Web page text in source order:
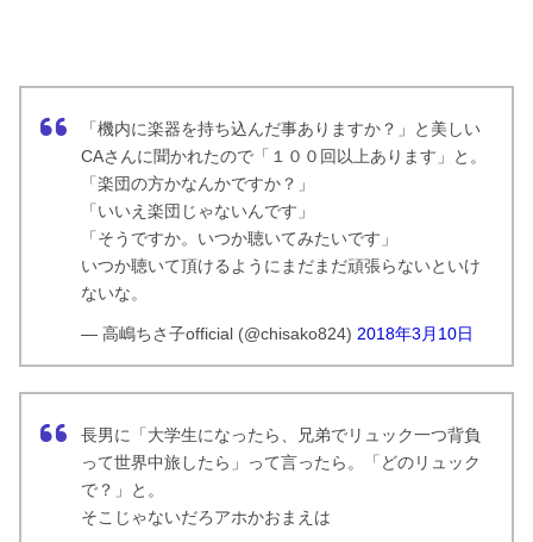
「機内に楽器を持ち込んだ事ありますか？」と美しい
CAさんに聞かれたので「１００回以上あります」と。
「楽団の方かなんかですか？」
「いいえ楽団じゃないんです」
「そうですか。いつか聴いてみたいです」
いつか聴いて頂けるようにまだまだ頑張らないといけ
ないな。
— 高嶋ちさ子official (@chisako824) 2018年3月10日
長男に「大学生になったら、兄弟でリュック一つ背負
って世界中旅したら」って言ったら。「どのリュック
で？」と。
そこじゃないだろアホかおまえは